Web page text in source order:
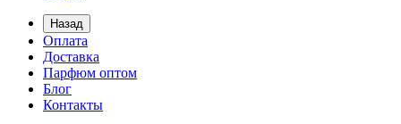
Назад
Оплата
Доставка
Парфюм оптом
Блог
Контакты